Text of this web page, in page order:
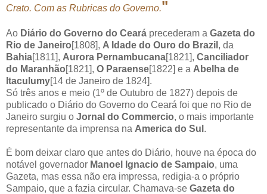
Crato. Com as Rubricas do Governo."
Ao Diário do Governo do Ceará precederam a Gazeta do
Rio de Janeiro[1808], A Idade do Ouro do Brazil , da
Bahia[1811], Aurora Pernambucana[1821], Canciliador
do Maranhão[1821], O Paraense[1822] e a Abelha de
Itaculumy[14 de Janeiro de 1824].
Só três anos e meio (1º de Outubro de 1827) depois de
publicado o Diário do Governo do Ceará foi que no Rio de
Janeiro surgiu o Jornal do Commercio, o mais importante
representante da imprensa na America do Sul .
É bom deixar claro que antes do Diário, houve na época do
notável governador Manoel Ignacio de Sampaio, uma
Gazeta, mas essa não era impressa, redigia-a o próprio
Sampaio, que a fazia circular. Chamava-se Gazeta do